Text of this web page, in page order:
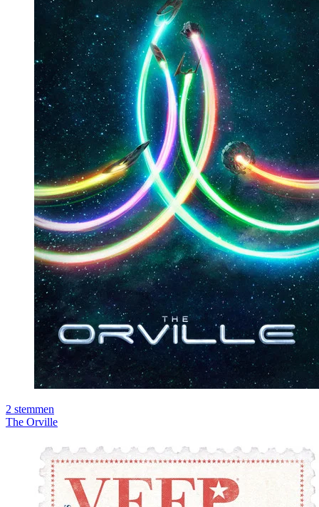
2 stemmen
The Orville